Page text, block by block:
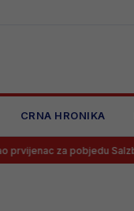
CRNA HRONIKA
pobjedu Salzburga!